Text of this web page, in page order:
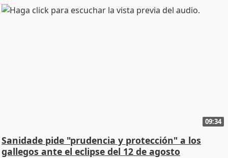
09:34
Sanidade pide "prudencia y protección" a los
gallegos ante el eclipse del 12 de agosto